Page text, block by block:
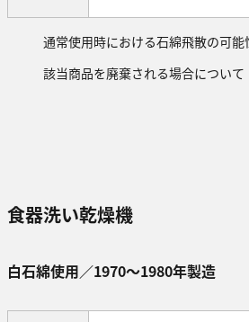
通常使用時における石綿飛散の可能
該当商品を廃棄される場合について
食器洗い乾燥機
白石綿使用／1970～1980年製造